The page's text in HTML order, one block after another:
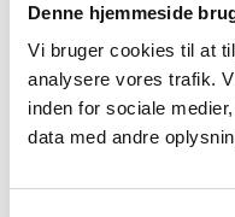
Denne hjemmeside
Vi bruger cookies til at
analysere vores trafik.
inden for sociale
data med andre